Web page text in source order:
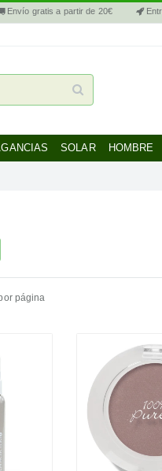
Envío gratis a partir de 20€
SOLAR HOMBRE
página